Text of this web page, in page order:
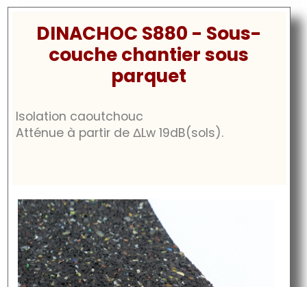
DINACHOC S880 - Sous-
couche chantier sous
parquet
Isolation caoutchouc
Atténue à partir deΔLw 19dB(sols).